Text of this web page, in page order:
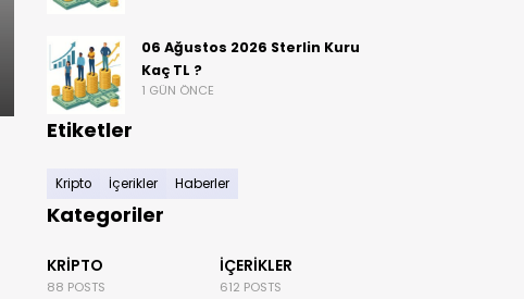
06 Ağustos 2026 Sterlin Kuru
Kaç TL ?
1 GÜN ÖNCE
Etiketler
Kripto İçerikler Haberler
Kategoriler
KRIPTO
88 POSTS
İÇERIKLER
612 POSTS